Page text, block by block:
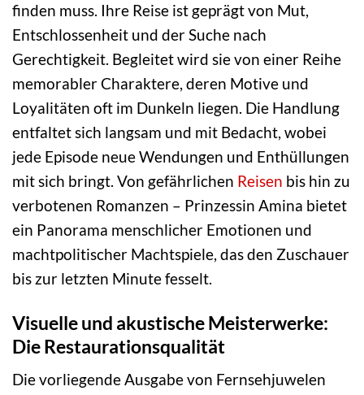
finden muss. Ihre Reise ist geprägt von Mut,
Entschlossenheit und der Suche nach
Gerechtigkeit. Begleitet wird sie von einer Reihe
memorabler Charaktere, deren Motive und
Loyalitäten oft im Dunkeln liegen. Die Handlung
entfaltet sich langsam und mit Bedacht, wobei
jede Episode neue Wendungen und Enthüllungen
mit sich bringt. Von gefährlichen Reisen bis hin zu
verbotenen Romanzen – Prinzessin Amina bietet
ein Panorama menschlicher Emotionen und
machtpolitischer Machtspiele, das den Zuschauer
bis zur letzten Minute fesselt.
Visuelle und akustische Meisterwerke:
Die Restaurationsqualität
Die vorliegende Ausgabe von Fernsehjuwelen